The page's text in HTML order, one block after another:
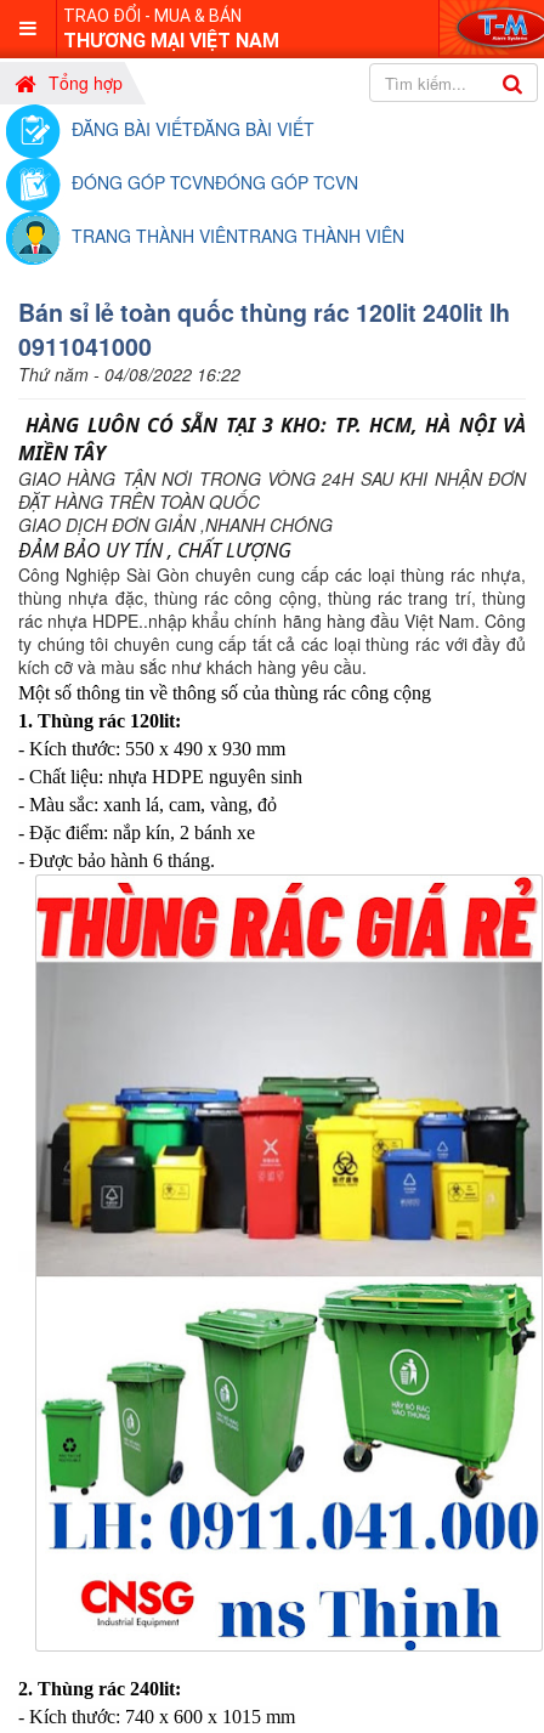
TRAO ĐỔI - MUA & BÁN
THƯƠNG MẠI VIỆT NAM
Tổng hợp
ĐĂNG BÀI VIẾTĐĂNG BÀI VIẾT
ĐÓNG GÓP TCVNĐÓNG GÓP TCVN
TRANG THÀNH VIÊNTRANG THÀNH VIÊN
Bán sỉ lẻ toàn quốc thùng rác 120lit 240lit lh
0911041000
Thứ năm - 04/08/2022 16:22
HÀNG LUÔN CÓ SẴN TẠI 3 KHO: TP. HCM, HÀ NỘI VÀ
MIỀN TÂY
GIAO HÀNG TẬN NƠI TRONG VÒNG 24H SAU KHI NHẬN ĐƠN
ĐẶT HÀNG TRÊN TOÀN QUỐC
GIAO DỊCH ĐƠN GIẢN ,NHANH CHÓNG
ĐẢM BẢO UY TÍN , CHẤT LƯỢNG
Công Nghiệp Sài Gòn chuyên cung cấp các loại thùng rác nhựa,
thùng nhựa đặc, thùng rác công cộng, thùng rác trang trí, thùng
rác nhựa HDPE..nhập khẩu chính hãng hàng đầu Việt Nam. Công
ty chúng tôi chuyên cung cấp tất cả các loại thùng rác với đầy đủ
kích cỡ và màu sắc như khách hàng yêu cầu.
Một số thông tin về thông số của thùng rác công cộng
1. Thùng rác 120lit:
- Kích thước: 550 x 490 x 930 mm
- Chất liệu: nhựa HDPE nguyên sinh
- Màu sắc: xanh lá, cam, vàng, đỏ
- Đặc điểm: nắp kín, 2 bánh xe
- Được bảo hành 6 tháng.
2. Thùng rác 240lit:
- Kích thước: 740 x 600 x 1015 mm